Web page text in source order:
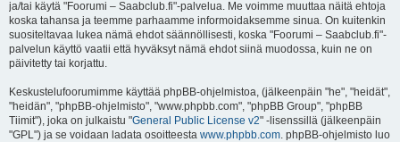
ja/tai käytä "Foorumi – Saabclub.fi"-palvelua. Me voimme muuttaa näitä ehtoja
koska tahansa ja teemme parhaamme informoidaksemme sinua. On kuitenkin
suositeltavaa lukea nämä ehdot säännöllisesti, koska "Foorumi – Saabclub.fi"-
palvelun käyttö vaatii että hyväksyt nämä ehdot siinä muodossa, kuin ne on
päivitetty tai korjattu.
Keskustelufoorumimme käyttää phpBB-ohjelmistoa, (jälkeenpäin "he", "heidät",
"heidän", "phpBB-ohjelmisto", "www.phpbb.com", "phpBB Group", "phpBB
Tiimit"), joka on julkaistu "General Public License v2" -lisenssillä (jälkeenpäin
"GPL") ja se voidaan ladata osoitteesta www.phpbb.com. phpBB-ohjelmisto luo